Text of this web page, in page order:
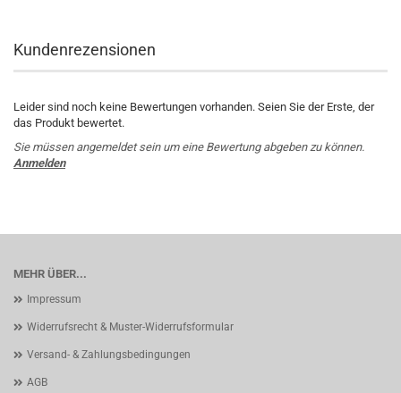
Kundenrezensionen
Leider sind noch keine Bewertungen vorhanden. Seien Sie der Erste, der
das Produkt bewertet.
Sie müssen angemeldet sein um eine Bewertung abgeben zu können.
Anmelden
MEHR ÜBER...
Impressum
Widerrufsrecht & Muster-Widerrufsformular
Versand- & Zahlungsbedingungen
AGB